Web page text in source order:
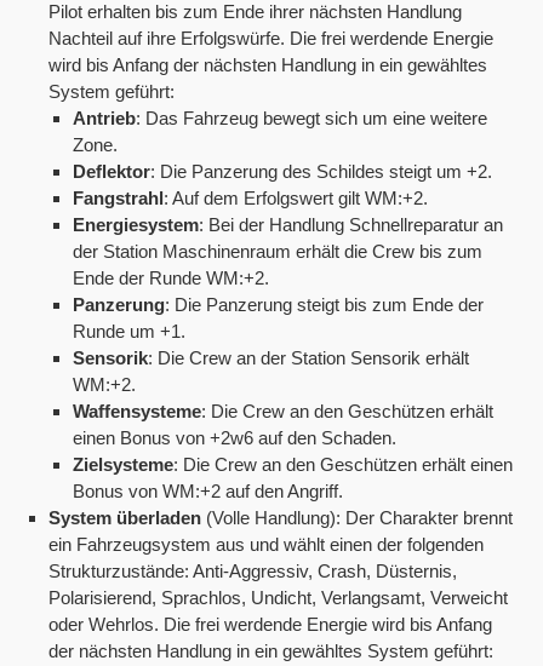
Pilot erhalten bis zum Ende ihrer nächsten Handlung
Nachteil auf ihre Erfolgswürfe. Die frei werdende Energie
wird bis Anfang der nächsten Handlung in ein gewähltes
System geführt:
Antrieb: Das Fahrzeug bewegt sich um eine weitere
Zone.
Deflektor: Die Panzerung des Schildes steigt um +2.
Fangstrahl: Auf dem Erfolgswert gilt WM:+2.
Energiesystem: Bei der Handlung Schnellreparatur an
der Station Maschinenraum erhält die Crew bis zum
Ende der Runde WM:+2.
Panzerung: Die Panzerung steigt bis zum Ende der
Runde um +1.
Sensorik: Die Crew an der Station Sensorik erhält
WM:+2.
Waffensysteme: Die Crew an den Geschützen erhält
einen Bonus von +2w6 auf den Schaden.
Zielsysteme: Die Crew an den Geschützen erhält einen
Bonus von WM:+2 auf den Angriff.
System überladen (Volle Handlung): Der Charakter brennt
ein Fahrzeugsystem aus und wählt einen der folgenden
Strukturzustände: Anti-Aggressiv, Crash, Düsternis,
Polarisierend, Sprachlos, Undicht, Verlangsamt, Verweicht
oder Wehrlos. Die frei werdende Energie wird bis Anfang
der nächsten Handlung in ein gewähltes System geführt: